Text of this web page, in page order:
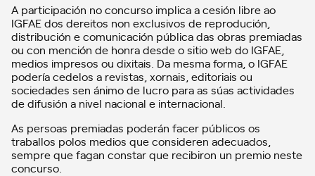
A participación no concurso implica a cesión libre ao
IGFAE dos dereitos non exclusivos de reprodución,
distribución e comunicación pública das obras premiadas
ou con mención de honra desde o sitio web do IGFAE,
medios impresos ou dixitais. Da mesma forma, o IGFAE
podería cedelos a revistas, xornais, editoriais ou
sociedades sen ánimo de lucro para as súas actividades
de difusión a nivel nacional e internacional.
As persoas premiadas poderán facer públicos os
traballos polos medios que consideren adecuados,
sempre que fagan constar que recibiron un premio neste
concurso.